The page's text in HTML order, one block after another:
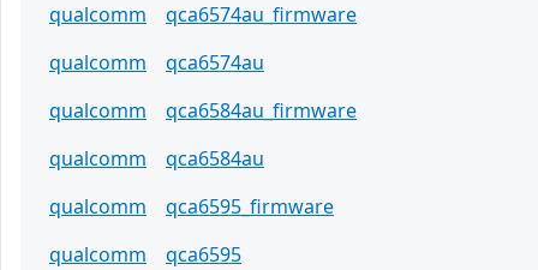
qualcomm
qca6574au_firmware
qualcomm
qca6574au
qualcomm
qca6584au_firmware
qualcomm
qca6584au
qualcomm
qca6595_firmware
qualcomm
qca6595